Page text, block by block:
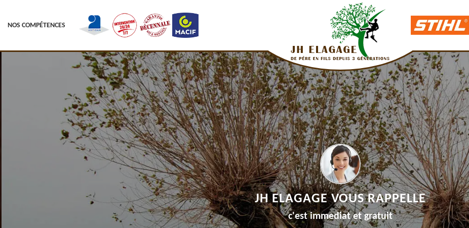
NOS COMPÉTENCES
JH ELAGAGE VOUS RAPPELLE
c'est immediat et gratuit